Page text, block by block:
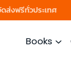
ส่งฟรีทั่วประเทศ
Books